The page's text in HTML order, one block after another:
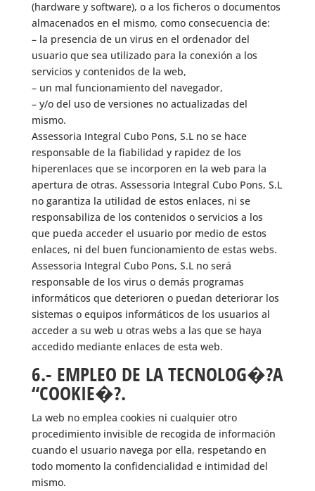
(hardware y software), o a los ficheros o documentos
almacenados en el mismo, como consecuencia de:
– la presencia de un virus en el ordenador del
usuario que sea utilizado para la conexión a los
servicios y contenidos de la web,
– un mal funcionamiento del navegador,
– y/o del uso de versiones no actualizadas del
mismo.
Assessoria Integral Cubo Pons, S.L no se hace
responsable de la fiabilidad y rapidez de los
hiperenlaces que se incorporen en la web para la
apertura de otras. Assessoria Integral Cubo Pons, S.L
no garantiza la utilidad de estos enlaces, ni se
responsabiliza de los contenidos o servicios a los
que pueda acceder el usuario por medio de estos
enlaces, ni del buen funcionamiento de estas webs.
Assessoria Integral Cubo Pons, S.L no será
responsable de los virus o demás programas
informáticos que deterioren o puedan deteriorar los
sistemas o equipos informáticos de los usuarios al
acceder a su web u otras webs a las que se haya
accedido mediante enlaces de esta web.
6.- EMPLEO DE LA TECNOLOG�?A
“COOKIE�?.
La web no emplea cookies ni cualquier otro
procedimiento invisible de recogida de información
cuando el usuario navega por ella, respetando en
todo momento la confidencialidad e intimidad del
mismo.